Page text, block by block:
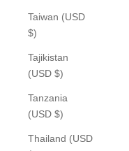
Taiwan (USD
$)
Tajikistan
(USD $)
Tanzania
(USD $)
Thailand (USD